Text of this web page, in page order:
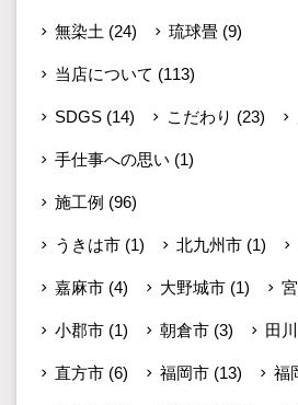
無染土 (24) 琉球畳 (9)
当店について (113)
SDGS (14) こだわり (23)
手仕事への思い (1)
施工例 (96)
うきは市 (1) 北九州市 (1)
嘉麻市 (4) 大野城市 (1)
小郡市 (1) 朝倉市 (3) 田
直方市 (6) 福岡市 (13) 福